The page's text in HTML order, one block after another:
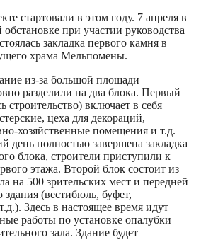
стартовали в этом году. 7 апреля в
при участии руководства
закладка первого камня в
храма Мельпомены.
из-за большой площади
разделили на два блока. Первый
строительство) включает в себя
цеха для декораций,
хозяйственные помещения и т.д.
день полностью завершена закладка
блока, строители приступили к
этажа. Второй блок состоит из
на 500 зрительских мест и передней
здания (вестибюль, буфет,
Здесь в настоящее время идут
работы по установке опалубки
зала. Здание будет